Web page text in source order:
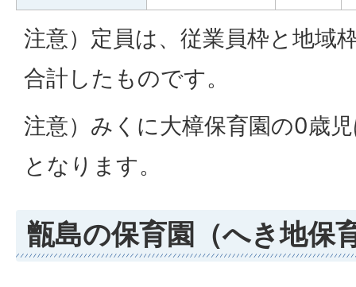
注意）定員は、従業員枠と地域
合計したものです。
注意）みくに大樟保育園の0歳
となります。
甑島の保育園（へき地保